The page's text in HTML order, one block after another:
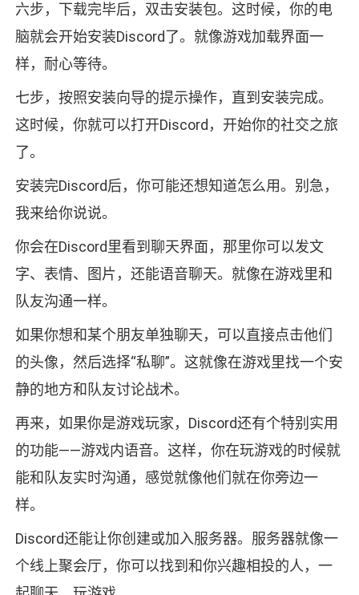
六步，下载完毕后，双击安装包。这时候，你的电
脑就会开始安装Discord了。就像游戏加载界面一
样，耐心等待。
七步，按照安装向导的提示操作，直到安装完成。
这时候，你就可以打开Discord，开始你的社交之旅
了。
安装完Discord后，你可能还想知道怎么用。别急，
我来给你说说。
你会在Discord里看到聊天界面，那里你可以发文
字、表情、图片，还能语音聊天。就像在游戏里和
队友沟通一样。
如果你想和某个朋友单独聊天，可以直接点击他们
的头像，然后选择“私聊”。这就像在游戏里找一个安
静的地方和队友讨论战术。
再来，如果你是游戏玩家，Discord还有个特别实用
的功能——游戏内语音。这样，你在玩游戏的时候就
能和队友实时沟通，感觉就像他们就在你旁边一
样。
Discord还能让你创建或加入服务器。服务器就像一
个线上聚会厅，你可以找到和你兴趣相投的人，一